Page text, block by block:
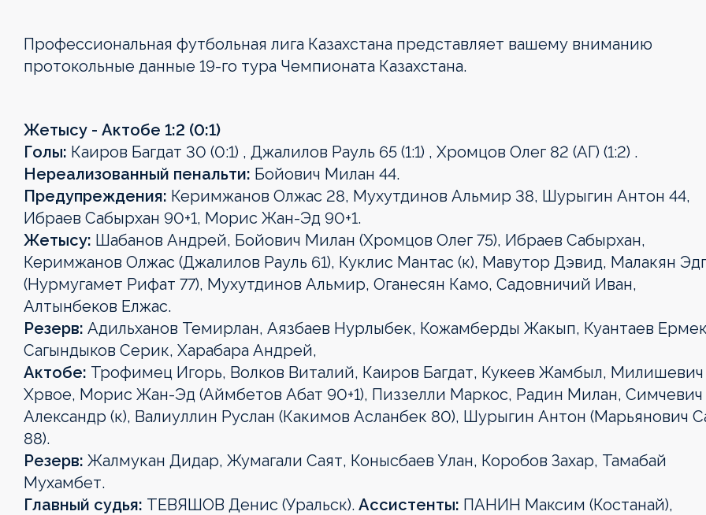
Профессиональная футбольная лига Казахстана представляет вашему вниманию
протокольные данные 19-го тура Чемпионата Казахстана.
Жетысу - Актобе 1:2 (0:1)
Голы: Каиров Багдат 30 (0:1) , Джалилов Рауль 65 (1:1) , Хромцов Олег 82 (АГ) (1:2) .
Нереализованный пенальти: Бойович Милан 44.
Предупреждения: Керимжанов Олжас 28, Мухутдинов Альмир 38, Шурыгин Антон 44,
Ибраев Сабырхан 90+1, Морис Жан-Эд 90+1.
Жетысу: Шабанов Андрей, Бойович Милан (Хромцов Олег 75), Ибраев Сабырхан,
Керимжанов Олжас (Джалилов Рауль 61), Куклис Мантас (к), Мавутор Дэвид, Малакян
(Нурмугамет Рифат 77), Мухутдинов Альмир, Оганесян Камо, Садовничий Иван,
Алтынбеков Елжас.
Резерв: Адильханов Темирлан, Аязбаев Нурлыбек, Кожамберды Жакып, Куантаев
Сагындыков Серик, Харабара Андрей,
Актобе: Трофимец Игорь, Волков Виталий, Каиров Багдат, Кукеев Жамбыл, Милишевич
Хрвое, Морис Жан-Эд (Аймбетов Абат 90+1), Пиззелли Маркос, Радин Милан, Симчевич
Александр (к), Валиуллин Руслан (Какимов Асланбек 80), Шурыгин Антон (Марьянович
88).
Резерв: Жалмукан Дидар, Жумагали Саят, Конысбаев Улан, Коробов Захар, Тамабай
Мухамбет.
Главный судья: ТЕВЯШОВ Денис (Уральск). Ассистенты: ПАНИН Максим (Костанай),